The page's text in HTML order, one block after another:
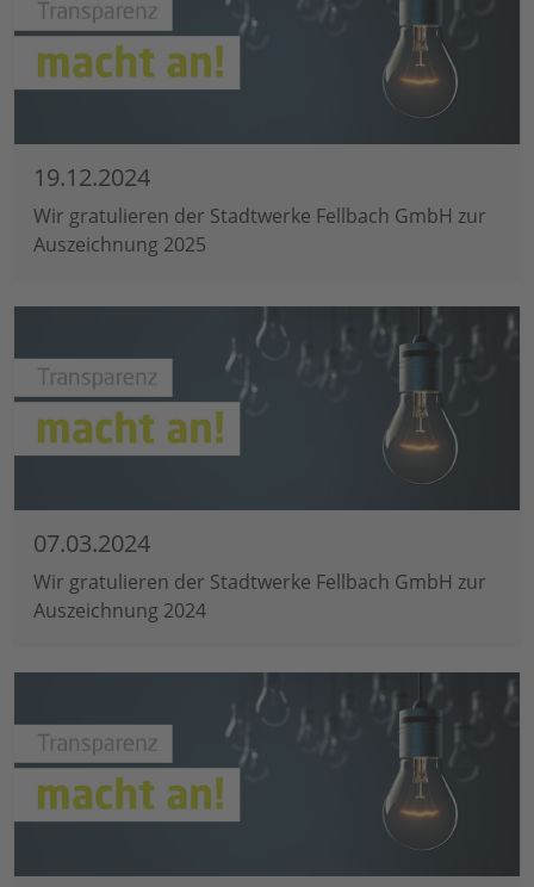
19.12.2024
Wir gratulieren der Stadtwerke Fellbach GmbH zur
Auszeichnung 2025
07.03.2024
Wir gratulieren der Stadtwerke Fellbach GmbH zur
Auszeichnung 2024